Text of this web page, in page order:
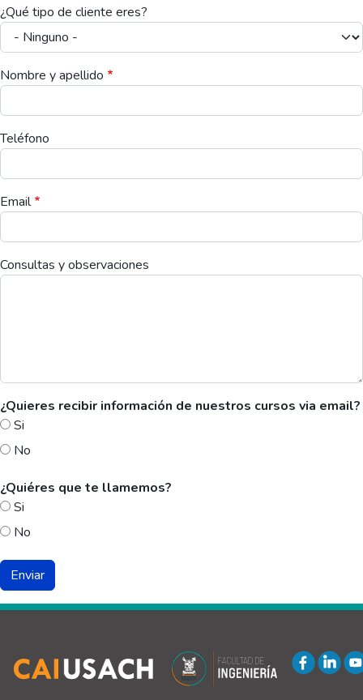
¿Qué tipo de cliente eres?
Nombre y apellido
Teléfono
Email
Consultas y observaciones
¿Quieres recibir información de nuestros cursos via email?
Si
No
¿Quiéres que te llamemos?
Si
No